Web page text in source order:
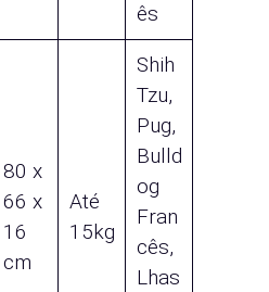
ês
80 x
66 x
16
cm
Até
15kg
Shih
Tzu,
Pug,
Bulld
og
Fran
cês,
Lhas